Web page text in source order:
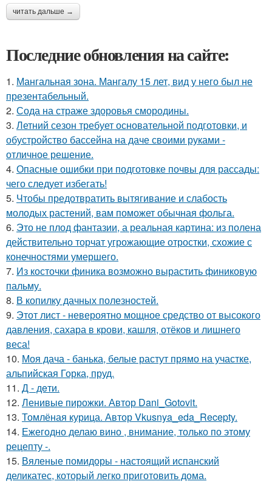
читать дальше →
Последние обновления на сайте:
1. Мангальная зона. Мангалу 15 лет, вид у него был не
презентабельный.
2. Сода на страже здоровья смородины.
3. Летний сезон требует основательной подготовки, и
обустройство бассейна на даче своими руками -
отличное решение.
4. Опасные ошибки при подготовке почвы для рассады:
чего следует избегать!
5. Чтобы предотвратить вытягивание и слабость
молодых растений, вам поможет обычная фольга.
6. Это не плод фантазии, а реальная картина: из полена
действительно торчат угрожающие отростки, схожие с
конечностями умершего.
7. Из косточки финика возможно вырастить финиковую
пальму.
8. В копилку дачных полезностей.
9. Этот лист - невероятно мощное средство от высокого
давления, сахара в крови, кашля, отёков и лишнего
веса!
10. Моя дача - банька, белые растут прямо на участке,
альпийская Горка, пруд.
11. Д - дeти.
12. Ленивые пирожки. Автор Dani_Gotovit.
13. Томлёная курица. Автор Vkusnya_eda_Recepty.
14. Ежегодно делаю вино , внимание, только по этому
рецепту -.
15. Вяленые помидоры - настоящий испанский
деликатес, который легко приготовить дома.